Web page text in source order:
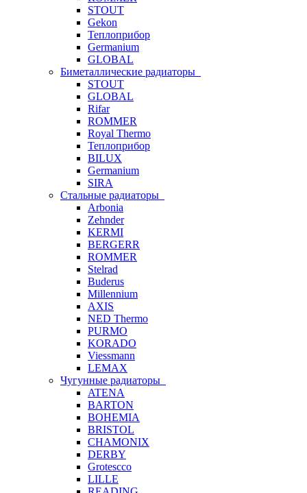
STOUT
Gekon
Теплоприбор
Germanium
GLOBAL
Биметаллические радиаторы
STOUT
GLOBAL
Rifar
ROMMER
Royal Thermo
Теплоприбор
BILUX
Germanium
SIRA
Стальные радиаторы
Arbonia
Zehnder
KERMI
BERGERR
ROMMER
Stelrad
Buderus
Millennium
AXIS
NED Thermo
PURMO
KORADO
Viessmann
LEMAX
Чугунные радиаторы
ATENA
BARTON
BOHEMIA
BRISTOL
CHAMONIX
DERBY
Grotescco
LILLE